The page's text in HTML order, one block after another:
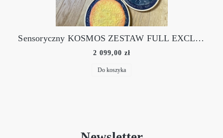
Sensoryczny KOSMOS ZESTAW FULL EXCLUSIVE
2 099,00 zł
Do koszyka